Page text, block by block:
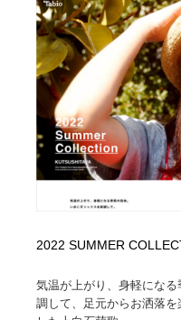
2022 SUMMER
気温が上がり、身軽にな
調して、足元からお洒落